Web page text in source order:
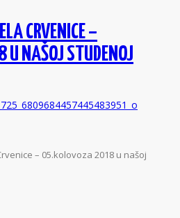
CRVENICE –
NAŠOJ STUDENOJ
– 05.kolovoza 2018 u našoj